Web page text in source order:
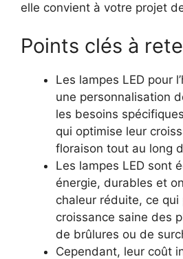
elle convient à votre projet
Points clés à
Les lampes LED pour
une personnalisation
les besoins
qui optimise leur
floraison tout au long
Les lampes LED sont
énergie, durables et
chaleur réduite, ce qui
croissance saine des
de brûlures ou de
Cependant, leur coût